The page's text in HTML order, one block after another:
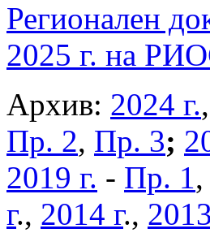
Регионален
2025 г. на
Архив: 2024 г.,
Пр. 2, Пр. 3;
2019 г. - Пр. 1,
г., 2014 г.,